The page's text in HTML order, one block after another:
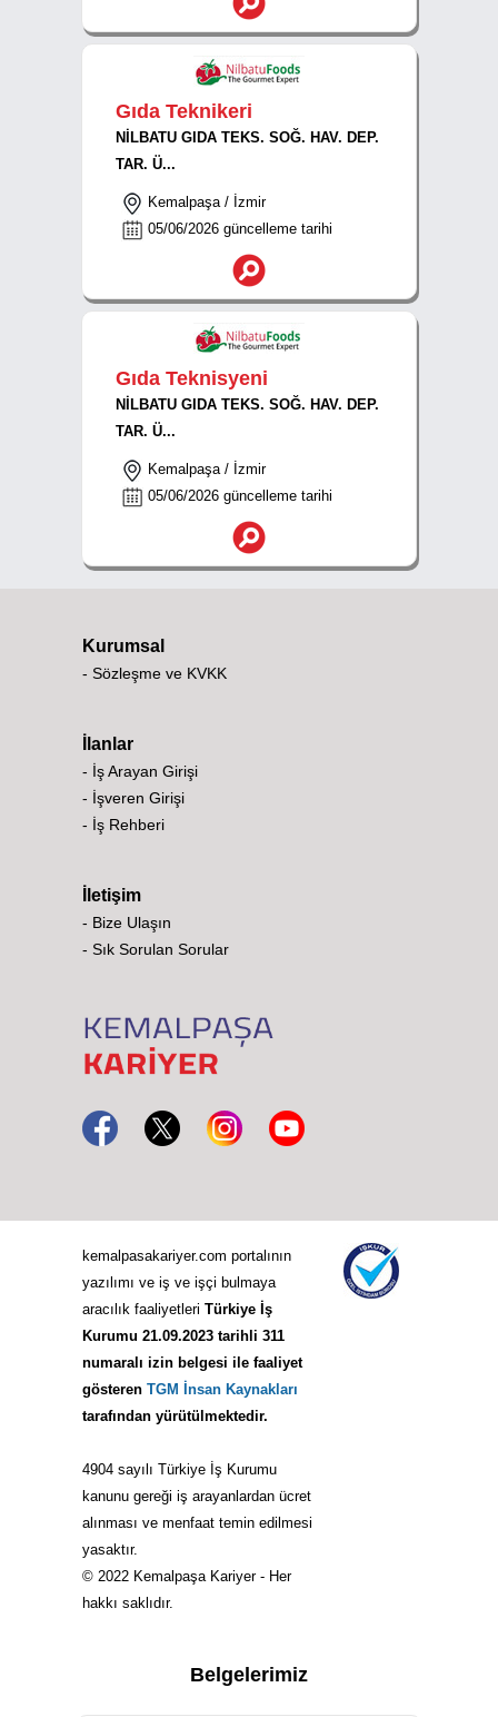
Gıda Teknikeri
NİLBATU GIDA TEKS. SOĞ. HAV. DEP.
TAR. Ü...
Kemalpaşa / İzmir
05/06/2026 güncelleme tarihi
Gıda Teknisyeni
NİLBATU GIDA TEKS. SOĞ. HAV. DEP.
TAR. Ü...
Kemalpaşa / İzmir
05/06/2026 güncelleme tarihi
Kurumsal
- Sözleşme ve KVKK
İlanlar
- İş Arayan Girişi
- İşveren Girişi
- İş Rehberi
İletişim
- Bize Ulaşın
- Sık Sorulan Sorular
kemalpasakariyer.com portalının
yazılımı ve iş ve işçi bulmaya
aracılık faaliyetleri Türkiye İş
Kurumu 21.09.2023 tarihli 311
numaralı izin belgesi ile faaliyet
gösteren TGM İnsan Kaynakları
tarafından yürütülmektedir.
4904 sayılı Türkiye İş Kurumu
kanunu gereği iş arayanlardan ücret
alınması ve menfaat temin edilmesi
yasaktır.
© 2022 Kemalpaşa Kariyer - Her
hakkı saklıdır.
Belgelerimiz